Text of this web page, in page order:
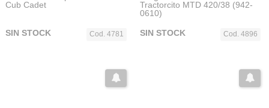
Cub Cadet
Cod. 4781
SIN STOCK
Tractorcito MTD 420/38 (942-
0610)
Cod. 4896
SIN STOCK